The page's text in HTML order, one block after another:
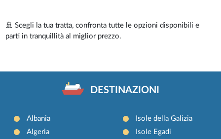
🚢 Scegli la tua tratta, confronta tutte le opzioni disponibili e
parti in tranquillità al miglior prezzo.
DESTINAZIONI
Albania
Algeria
Isole della Galizia
Isole Egadi